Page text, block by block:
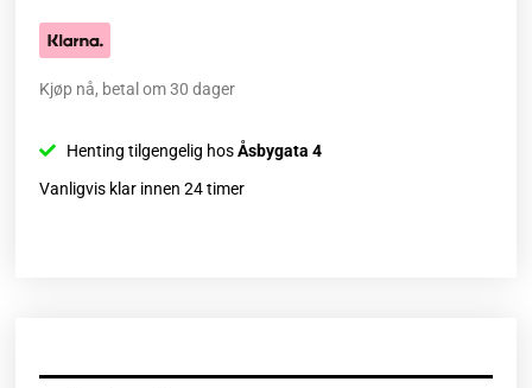
Kjøp nå, betal om 30 dager
Henting tilgengelig hosÅsbygata 4
Vanligvis klar innen 24 timer